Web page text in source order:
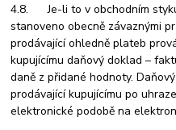
4.8. Je-li to v obchodním
stanoveno obecně závaznými
prodávající ohledně plateb
kupujícímu daňový doklad –
daně z přidané hodnoty.
prodávající kupujícímu po
elektronické podobě na